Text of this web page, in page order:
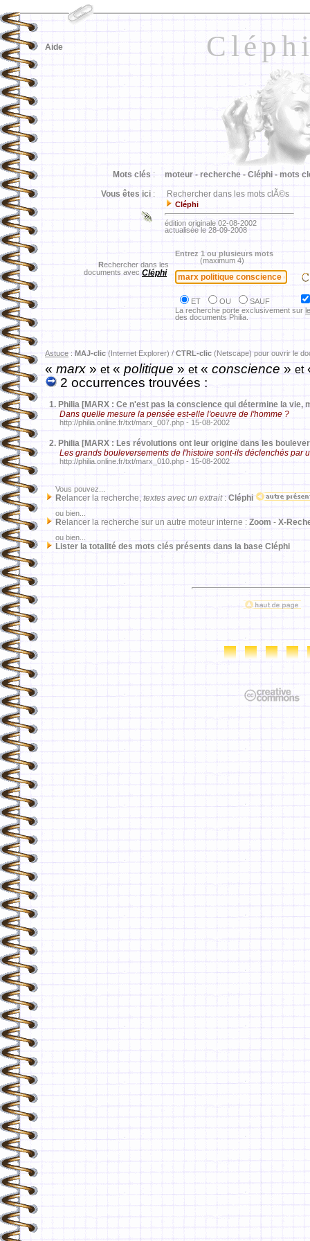
Aide
Mots clés : moteur - recherche - Cléphi - mots
Vous êtes ici : Rechercher dans les mots clÃ©s
Cléphi
édition originale 02-08-2002
actualisée le 28-09-2008
Rechercher dans les
documents avec Cléphi
Entrez 1 ou plusieurs mots
(maximum 4)
ET OU
SAUF
La recherche porte exclusivement sur
des documents Philia.
Astuce : MAJ-clic (Internet Explorer) / CTRL-clic (Netscape) pour ouvrir le
«marx »et« politique » et« conscience » et
2 occurrences trouvées :
1. Philia [MARX : Ce n'est pas la conscience qui détermine la vie,
Dans quelle mesure la pensée est-elle l'oeuvre de l'homme ?
http://philia.online.fr/txt/marx_007.php - 15-08-2002
2. Philia [MARX : Les révolutions ont leur origine dans les
Les grands bouleversements de l'histoire sont-ils déclenchés par
http://philia.online.fr/txt/marx_010.php - 15-08-2002
Vous pouvez...
Relancer la recherche, textes avec un extrait: Cléphi
ou bien...
Relancer la recherche sur un autre moteur interne : Zoom - X-
ou bien...
Lister la totalité des mots clés présents dans la base Cléphi